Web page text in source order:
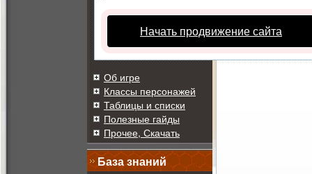
Начать продвижение сайта
Об игре
Классы персонажей
Таблицы и списки
Полезные гайды
Прочее, Скачать
База знаний